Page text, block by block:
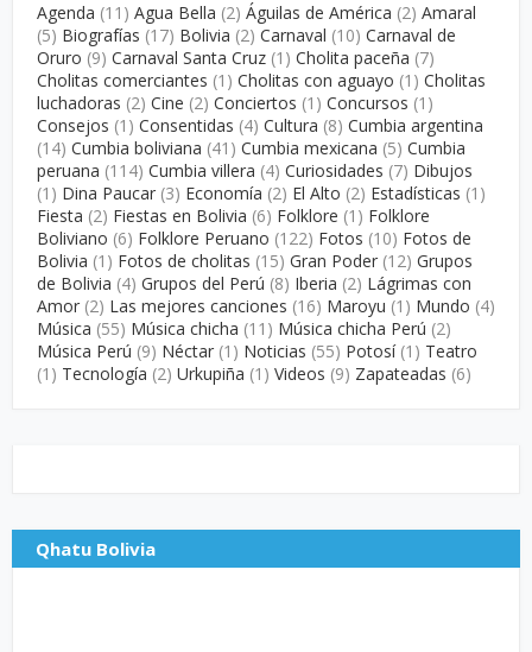
Agenda (11) Agua Bella (2) Águilas de América (2) Amaral
(5) Biografías (17) Bolivia (2) Carnaval (10) Carnaval de
Oruro (9) Carnaval Santa Cruz (1) Cholita paceña (7)
Cholitas comerciantes (1) Cholitas con aguayo (1) Cholitas
luchadoras (2) Cine (2) Conciertos (1) Concursos (1)
Consejos (1) Consentidas (4) Cultura (8) Cumbia argentina
(14) Cumbia boliviana (41) Cumbia mexicana (5) Cumbia
peruana (114) Cumbia villera (4) Curiosidades (7) Dibujos
(1) Dina Paucar (3) Economía (2) El Alto (2) Estadísticas (1)
Fiesta (2) Fiestas en Bolivia (6) Folklore (1) Folklore
Boliviano (6) Folklore Peruano (122) Fotos (10) Fotos de
Bolivia (1) Fotos de cholitas (15) Gran Poder (12) Grupos
de Bolivia (4) Grupos del Perú (8) Iberia (2) Lágrimas con
Amor (2) Las mejores canciones (16) Maroyu (1) Mundo (4)
Música (55) Música chicha (11) Música chicha Perú (2)
Música Perú (9) Néctar (1) Noticias (55) Potosí (1) Teatro
(1) Tecnología (2) Urkupiña (1) Videos (9) Zapateadas (6)
Qhatu Bolivia